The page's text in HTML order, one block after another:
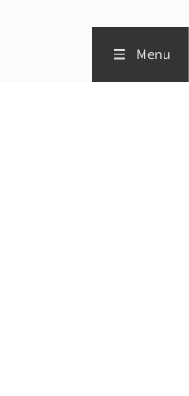
Menu